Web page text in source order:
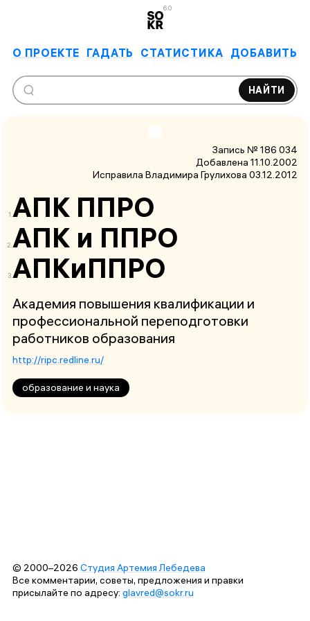
6.0
О ПРОЕКТЕ ГАДАТЬ СТАТИСТИКА ДОБАВИТЬ
НАЙТИ
Запись № 186 034
Добавлена 11.10.2002
Исправила Владимира Грулихова 03.12.2012
АПК ППРО
АПК и ППРО
АПКиППРО
Академия повышения квалификации и
профессиональной переподготовки
работников образования
http://ripc.redline.ru/
образование и наука
© 2000–2026 Студия Артемия Лебедева
Все комментарии, советы, предложения и правки
присылайте по адресу: glavred@sokr.ru